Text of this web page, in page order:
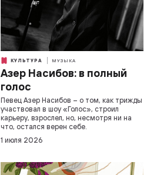
КУЛЬТУРА МУЗЫКА
Азер Насибов: в полный
голос
Певец Азер Насибов – о том, как трижды
участвовал в шоу «Голос», строил
карьеру, взрослел, но, несмотря ни на
что, остался верен себе.
1 июля 2026